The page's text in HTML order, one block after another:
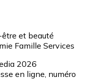
et beauté
Famille Services
2026
en ligne, numéro